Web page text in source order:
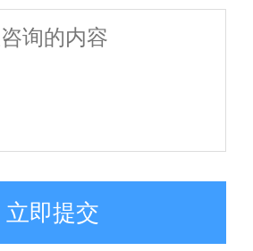
立即提交